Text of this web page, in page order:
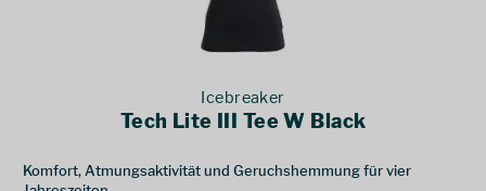
Icebreaker
Tech Lite III Tee W Black
Komfort, Atmungsaktivität und Geruchshemmung für vier